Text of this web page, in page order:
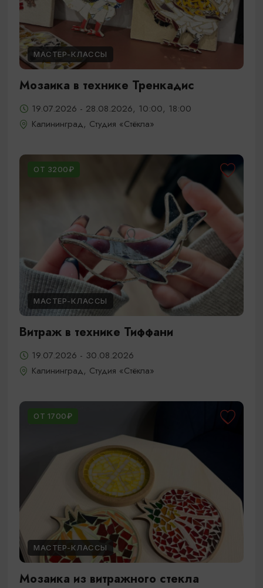
МАСТЕР-КЛАССЫ
Мозаика в технике Тренкадис
19.07.2026 - 28.08.2026, 10:00, 18:00
Калининград, Студия «Стёкла»
ОТ 3200₽
МАСТЕР-КЛАССЫ
Витраж в технике Тиффани
19.07.2026 - 30.08.2026
Калининград, Студия «Стёкла»
ОТ 1700₽
МАСТЕР-КЛАССЫ
Мозаика из витражного стекла